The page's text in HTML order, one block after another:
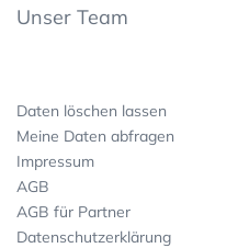
Unser Team
Daten löschen lassen
Meine Daten abfragen
Impressum
AGB
AGB für Partner
Datenschutzerklärung